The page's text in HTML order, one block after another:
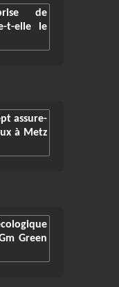
de
t-elle le
assure-
à Metz
Green